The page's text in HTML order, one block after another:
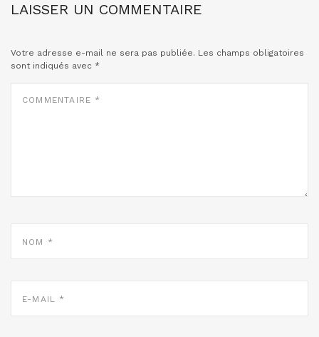
LAISSER UN COMMENTAIRE
Votre adresse e-mail ne sera pas publiée. Les champs obligatoires
sont indiqués avec *
MAIL